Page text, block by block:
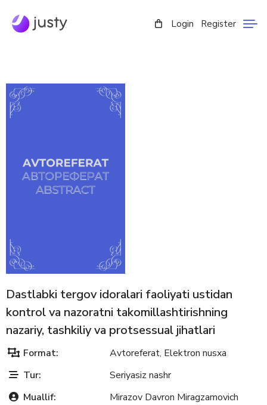
Login Register
Dastlabki tergov idoralari faoliyati ustidan
kontrol va nazoratni takomillashtirishning
nazariy, tashkiliy va protsessual jihatlari
Format: Avtoreferat, Elektron nusxa
Tur:
Seriyasiz nashr
Muallif:
Mirazov Davron Miragzamovich